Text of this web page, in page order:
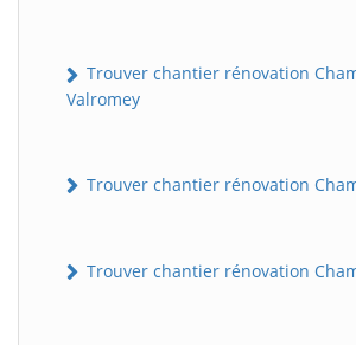
Trouver chantier rénovation
Valromey
Trouver chantier rénovation
Trouver chantier rénovation